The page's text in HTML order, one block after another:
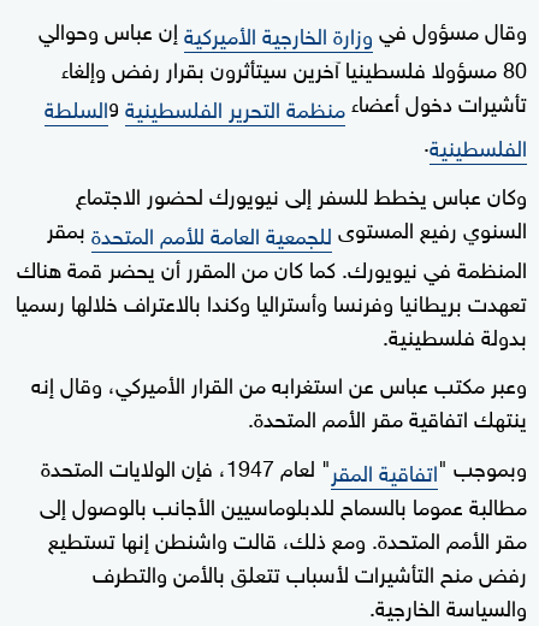
وقال مسؤول فيوزارة الخارجية الأميركيةإن عباس وحوالي
80 مسؤولا فلسطينيا آخرين سيتأثرون بقرار رفض وإلغاء
تأشيرات دخول أعضاءمنظمة التحرير الفلسطينيةوالسلطة
الفلسطينية.
وكان عباس يخطط للسفر إلى نيويورك لحضور الاجتماع
السنوي رفيع المستوىللجمعية العامة للأمم المتحدةبمقر
المنظمة في نيويورك. كما كان من المقرر أن يحضر قمة هناك
‬تعهدت بريطانيا وفرنسا وأستراليا وكندا بالاعتراف خلالها رسميا
بدولة فلسطينية.
وعبر مكتب عباس عن استغرابه من القرار الأميركي، وقال إنه
ينتهك اتفاقية مقر الأمم المتحدة.
وبموجب "اتفاقية المقر
" لعام 1947، فإن الولايات المتحدة
مطالبة عموما بالسماح للدبلوماسيين الأجانب بالوصول إلى
مقر الأمم المتحدة. ومع ذلك، قالت واشنطن إنها تستطيع
رفض منح التأشيرات لأسباب تتعلق بالأمن والتطرف
والسياسة الخارجية.